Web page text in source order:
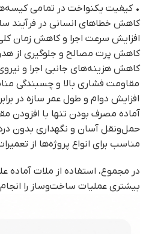
• کیفیت یکنواخت در تمامی
کاهش خطاهای انسانی در فرآیند
افزایش سرعت اجرا و کاهش زمان
کاهش پرت مصالح و جلوگیری از
کاهش هزینه‌های جانبی اجرا و
مقاومت فشاری بالا و چسبندگی
افزایش دوام و طول عمر سازه در
آماده مصرف بودن تنها با
حمل‌ونقل آسان و نگهداری بدون
مناسب برای انواع پروژه‌ها از
در مجموع، استفاده از ملات آماده
بیشتری عملیات ساخت‌وساز را